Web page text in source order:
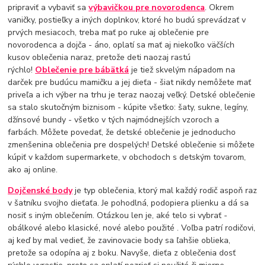
pripraviť a vybaviť savýbavičkou pre novorodenca. Okrem
vaničky, postieľky a iných doplnkov, ktoré ho budú sprevádzať v
prvých mesiacoch, treba mať po ruke aj oblečenie pre
novorodenca a dojča - áno, oplatí sa mať aj niekoľko väčších
kusov oblečenia naraz, pretože deti naozaj rastú
rýchlo! Oblečenie pre bábätká je tiež skvelým nápadom na
darček pre budúcu mamičku a jej dieťa - šiat nikdy nemôžete mať
priveľa a ich výber na trhu je teraz naozaj veľký. Detské oblečenie
sa stalo skutočným biznisom - kúpite všetko: šaty, sukne, legíny,
džínsové bundy - všetko v tých najmódnejších vzoroch a
farbách. Môžete povedať, že detské oblečenie je jednoducho
zmenšenina oblečenia pre dospelých! Detské oblečenie si môžete
kúpiť v každom supermarkete, v obchodoch s detským tovarom,
ako aj online.
Dojčenské bodyje typ oblečenia, ktorý mal každý rodič aspoň raz
v šatníku svojho dieťaťa. Je pohodlná, podopiera plienku a dá sa
nosiť s iným oblečením. Otázkou len je, aké telo si vybrať -
obálkové alebo klasické, nové alebo použité . Voľba patrí rodičovi,
aj keď by mal vedieť, že zavinovacie body sa ľahšie oblieka,
pretože sa odopína aj z boku. Navyše, dieťa z oblečenia dosť